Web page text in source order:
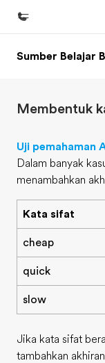
Beranda
Daftar program
Kantor dan
Tentang kami
Cerita kami
Karir
Sumber Belajar
Membentuk
Uji pemahaman
Dalam banyak
menambahkan
Kata sifat
cheap
quick
slow
Jika kata sifat
tambahkan akhiran